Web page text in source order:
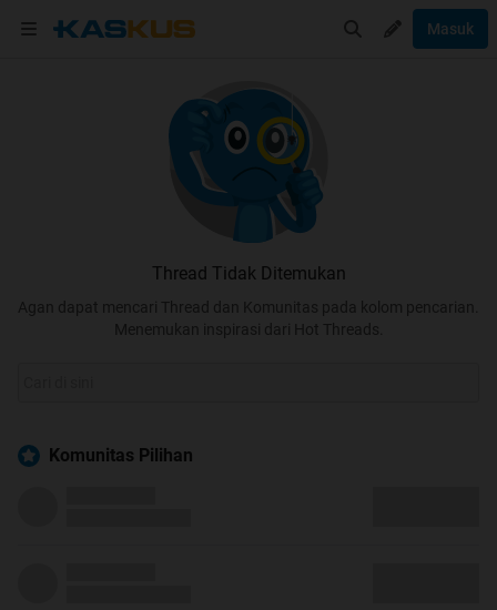
Masuk
Thread Tidak Ditemukan
Agan dapat mencari Thread dan Komunitas pada kolom pencarian.
Menemukan inspirasi dari Hot Threads.
Komunitas Pilihan